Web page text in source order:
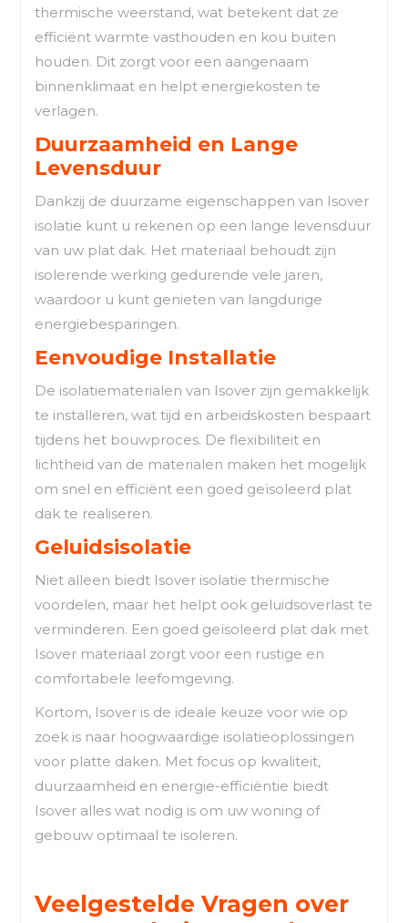
thermische weerstand, wat betekent dat ze
efficiënt warmte vasthouden en kou buiten
houden. Dit zorgt voor een aangenaam
binnenklimaat en helpt energiekosten te
verlagen.
Duurzaamheid en Lange
Levensduur
Dankzij de duurzame eigenschappen van Isover
isolatie kunt u rekenen op een lange levensduur
van uw plat dak. Het materiaal behoudt zijn
isolerende werking gedurende vele jaren,
waardoor u kunt genieten van langdurige
energiebesparingen.
Eenvoudige Installatie
De isolatiematerialen van Isover zijn gemakkelijk
te installeren, wat tijd en arbeidskosten bespaart
tijdens het bouwproces. De flexibiliteit en
lichtheid van de materialen maken het mogelijk
om snel en efficiënt een goed geïsoleerd plat
dak te realiseren.
Geluidsisolatie
Niet alleen biedt Isover isolatie thermische
voordelen, maar het helpt ook geluidsoverlast te
verminderen. Een goed geïsoleerd plat dak met
Isover materiaal zorgt voor een rustige en
comfortabele leefomgeving.
Kortom, Isover is de ideale keuze voor wie op
zoek is naar hoogwaardige isolatieoplossingen
voor platte daken. Met focus op kwaliteit,
duurzaamheid en energie-efficiëntie biedt
Isover alles wat nodig is om uw woning of
gebouw optimaal te isoleren.
Veelgestelde Vragen over